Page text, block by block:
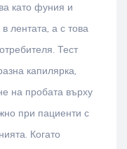
като фуния и
лентата, а с това
Тест
капилярка,
на пробата върху
при пациенти с
Когато